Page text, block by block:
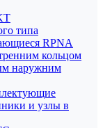
типа
RPNA
кольцом
наружним
и узлы в